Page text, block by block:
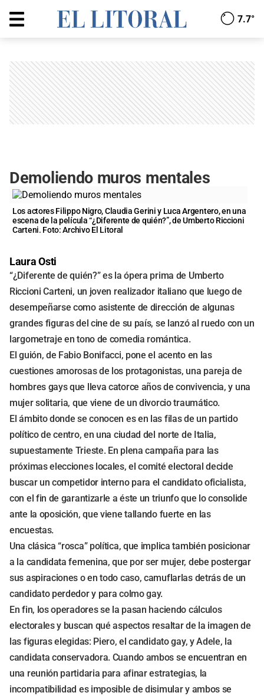
7.7°
Demoliendo muros mentales
Los actores Filippo Nigro, Claudia Gerini y Luca Argentero, en una
escena de la película “¿Diferente de quién?”, de Umberto Riccioni
Carteni. Foto: Archivo El Litoral
Laura Osti
“¿Diferente de quién?” es la ópera prima de Umberto
Riccioni Carteni, un joven realizador italiano que luego de
desempeñarse como asistente de dirección de algunas
grandes figuras del cine de su país, se lanzó al ruedo con un
largometraje en tono de comedia romántica.
El guión, de Fabio Bonifacci, pone el acento en las
cuestiones amorosas de los protagonistas, una pareja de
hombres gays que lleva catorce años de convivencia, y una
mujer solitaria, que viene de un divorcio traumático.
El ámbito donde se conocen es en las filas de un partido
político de centro, en una ciudad del norte de Italia,
supuestamente Trieste. En plena campaña para las
próximas elecciones locales, el comité electoral decide
buscar un competidor interno para el candidato oficialista,
con el fin de garantizarle a éste un triunfo que lo consolide
ante la oposición, que viene tallando fuerte en las
encuestas.
Una clásica “rosca” política, que implica también posicionar
a la candidata femenina, que por ser mujer, debe postergar
sus aspiraciones o en todo caso, camuflarlas detrás de un
candidato perdedor y para colmo gay.
En fin, los operadores se la pasan haciendo cálculos
electorales y buscan qué aspectos resaltar de la imagen de
las figuras elegidas: Piero, el candidato gay, y Adele, la
candidata conservadora. Cuando ambos se encuentran en
una reunión partidaria para afinar estrategias, la
incompatibilidad es imposible de disimular y ambos se